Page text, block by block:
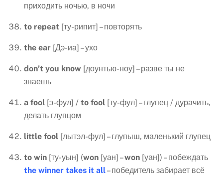
приходить ночью, в ночи
to repeat [ту-рипит] – повторять
the ear [Дэ-иа] – ухо
don’t you know [доунтью-ноу] – разве ты не
знаешь
a fool [э-фул] / to fool [ту-фул] – глупец / дурачить,
делать глупцом
little fool [лытэл-фул] – глупыш, маленький глупец
to win [ту-уын] (won [уан] –won [уан]) – побеждать
the winner takes it all– победитель забирает всё